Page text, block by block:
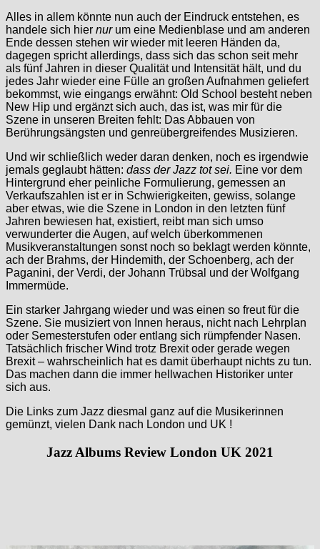
Alles in allem könnte nun auch der Eindruck entstehen, es
handele sich hier nur um eine Medienblase und am anderen
Ende dessen stehen wir wieder mit leeren Händen da,
dagegen spricht allerdings, dass sich das schon seit mehr
als fünf Jahren in dieser Qualität und Intensität hält, und du
jedes Jahr wieder eine Fülle an großen Aufnahmen geliefert
bekommst, wie eingangs erwähnt: Old School besteht neben
New Hip und ergänzt sich auch, das ist, was mir für die
Szene in unseren Breiten fehlt: Das Abbauen von
Berührungsängsten und genreübergreifendes Musizieren.
Und wir schließlich weder daran denken, noch es irgendwie
jemals geglaubt hätten: dass der Jazz tot sei. Eine vor dem
Hintergrund eher peinliche Formulierung, gemessen an
Verkaufszahlen ist er in Schwierigkeiten, gewiss, solange
aber etwas, wie die Szene in London in den letzten fünf
Jahren bewiesen hat, existiert, reibt man sich umso
verwunderter die Augen, auf welch überkommenen
Musikveranstaltungen sonst noch so beklagt werden könnte,
ach der Brahms, der Hindemith, der Schoenberg, ach der
Paganini, der Verdi, der Johann Trübsal und der Wolfgang
Immermüde.
Ein starker Jahrgang wieder und was einen so freut für die
Szene. Sie musiziert von Innen heraus, nicht nach Lehrplan
oder Semesterstufen oder entlang sich rümpfender Nasen.
Tatsächlich frischer Wind trotz Brexit oder gerade wegen
Brexit – wahrscheinlich hat es damit überhaupt nichts zu tun.
Das machen dann die immer hellwachen Historiker unter
sich aus.
Die Links zum Jazz diesmal ganz auf die Musikerinnen
gemünzt, vielen Dank nach London und UK !
Jazz Albums Review London UK 2021